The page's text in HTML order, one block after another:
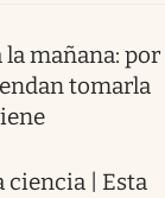
mañana: por
tomarla
ciencia | Esta